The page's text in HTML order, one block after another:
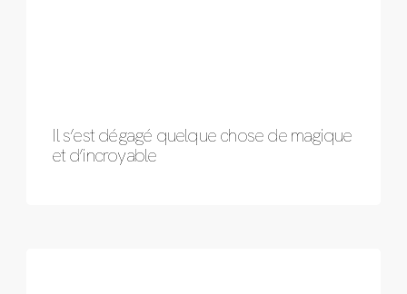
Il s’est dégagé quelque chose de magique
et d’incroyable